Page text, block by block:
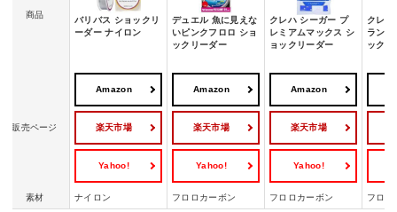
商品
バリバス ショックリ
ーダー ナイロン
デュエル 魚に見えな
いピンクフロロ ショ
ックリーダー
クレハ シーガー プ
レミアムマックス シ
ョックリーダー
クレハ
ランド
ックリ
販売ページ
Amazon
楽天市場
Yahoo!
Amazon
楽天市場
Yahoo!
Amazon
楽天市場
Yahoo!
素材 ナイロン フロロカーボン フロロカーボン フロロ